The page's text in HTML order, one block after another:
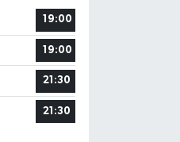
19:00
19:00
21:30
21:30